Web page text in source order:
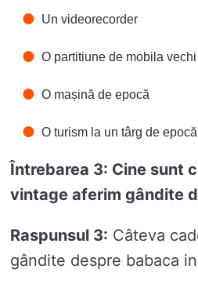
Un videorecorder
O partitiune de mobila vechi
O mașină de epocă
O turism la un târg de epocă
Întrebarea 3: Cine sunt
vintage aferim gândite
Raspunsul 3: Câteva
gândite despre babaca